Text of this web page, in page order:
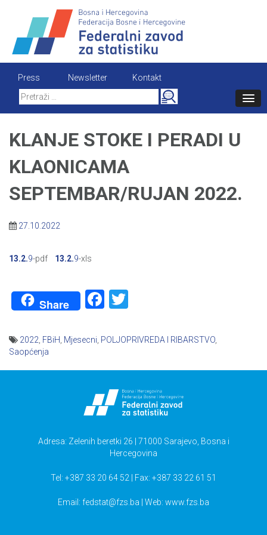
content
Press Newsletter
Kontakt
Search
for:
KLANJE STOKE I PERADI U
KLAONICAMA
SEPTEMBAR/RUJAN 2022.
27.10.2022
13.2.9-pdf 13.2.9-xls
Share Facebook
2022 FBiH Mjesecni POLJOPRIVREDA I RIBARSTVO
Saopćenja
Adresa: Zelenih beretki 26 | 71000 Sarajevo, Bosna i
Hercegovina
Tel: +387 33 20 64 52 | Fax: +387 33 22 61 51
Email: fedstat@fzs.ba | Web: www.fzs.ba